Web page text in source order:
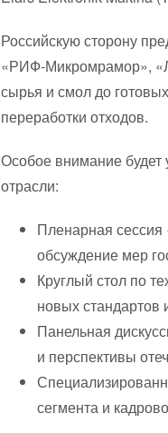
Российскую сторону
«РИФ-Микромрамор»,
сырья и смол до
переработки отходов.
Особое внимание будет
отрасли:
Пленарная сессия
обсуждение мер
Круглый стол по
новых стандартов
Панельная
и перспективы
сегмента и